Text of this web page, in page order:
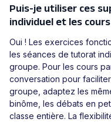
Puis-je utiliser ces
individuel et les
Oui ! Les exercices
les séances de tutorat
groupe. Pour les cours
conversation pour
groupe, adaptez les
binôme, les débats en
classe entière. La